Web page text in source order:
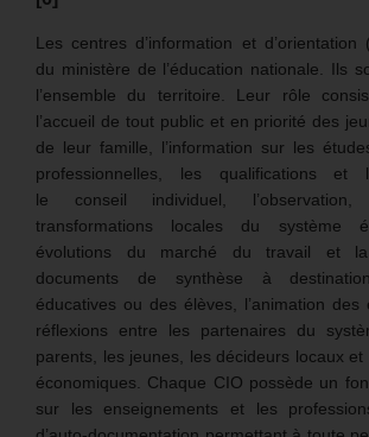
Les centres d’information et d’orientation
du ministère de l’éducation nationale. Ils
l’ensemble du territoire. Leur rôle
l’accueil de tout public et en priorité des
de leur famille, l’information sur les
professionnelles, les qualifications et
le conseil individuel, l’observation,
transformations locales du système
évolutions du marché du travail et
documents de synthèse à
éducatives ou des élèves, l’animation des
réflexions entre les partenaires du
parents, les jeunes, les décideurs locaux et
économiques. Chaque CIO possède un
sur les enseignements et les